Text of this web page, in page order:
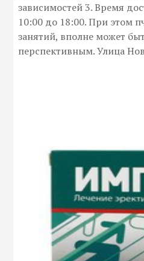
зависимостей 3. Время
10:00 до 18:00. При этом
занятий, вполне может
перспективным. Улица